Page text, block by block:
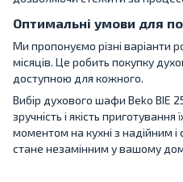
Оптимальні умови для
Ми пропонуємо різні варіанти
місяців. Це робить покупку
доступною для кожного.
Вибір духового шафи Beko BIE
зручність і якість
моментом на кухні з надійним
стане незамінним у вашому